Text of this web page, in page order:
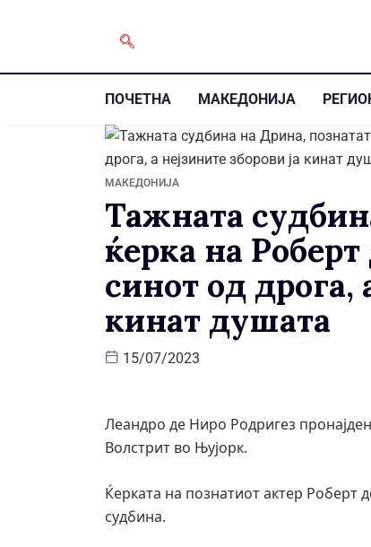
ПОЧЕТНА МАКЕДОНИЈА
МАКЕДОНИЈА
Тажната
ќерка на
синот од дрога,
кинат душата
15/07/2023
Леандро де Ниро Родригез
Волстрит во Њујорк.
Ќерката на познатиот актер
судбина.